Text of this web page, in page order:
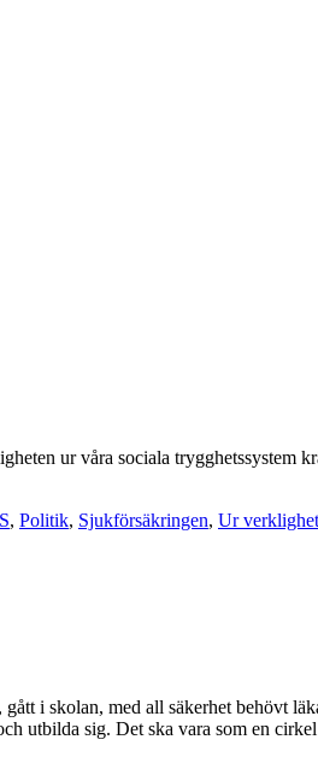
ur våra sociala trygghetssystem
, Politik, Sjukförsäkringen, Ur
i skolan, med all säkerhet behövt
utbilda sig. Det ska vara som en